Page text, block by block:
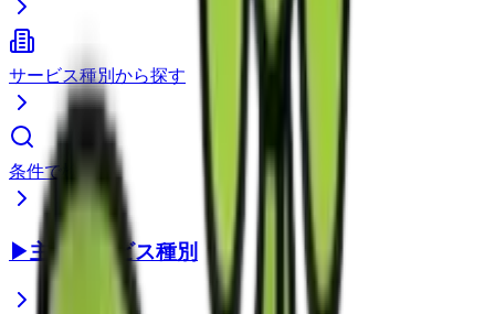
サービス種別から探す
条件で検索
▶主要サービス種別